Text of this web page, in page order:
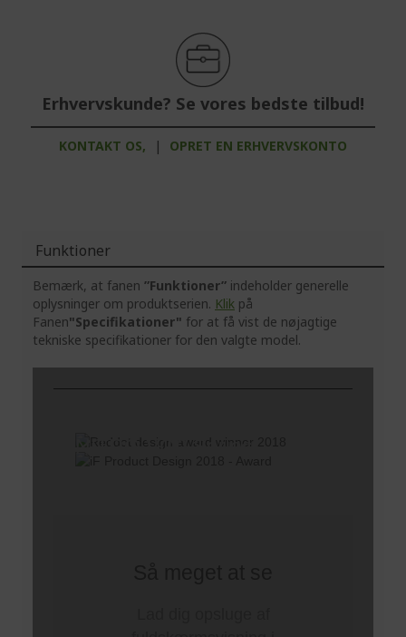
Erhvervskunde? Se vores bedste tilbud!
KONTAKT OS, | OPRET EN ERHVERVSKONTO
Funktioner
Bemærk, at fanen ”Funktioner” indeholder generelle
oplysninger om produktserien. Klik på
Fanen"Specifikationer" for at få vist de nøjagtige
tekniske specifikationer for den valgte model.